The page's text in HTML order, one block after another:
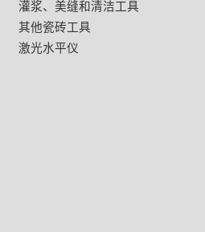
灌浆、美缝和清洁工具
其他瓷砖工具
激光水平仪